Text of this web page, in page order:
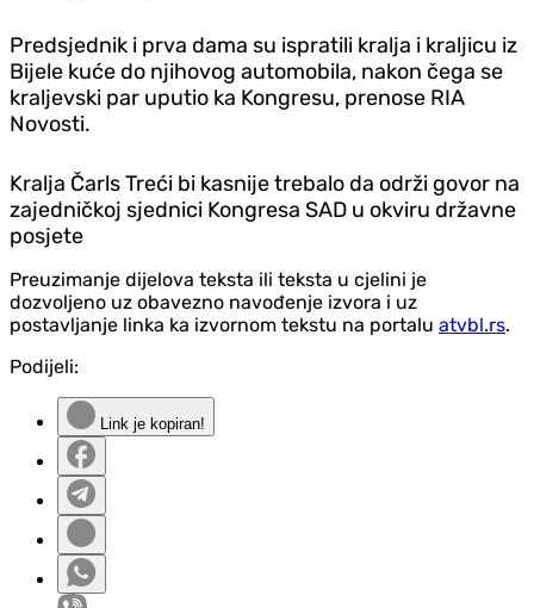
Predsjednik i prva dama su ispratili kralja i kraljicu iz
Bijele kuće do njihovog automobila, nakon čega se
kraljevski par uputio ka Kongresu, prenose RIA
Novosti.
Kralja Čarls Treći bi kasnije trebalo da održi govor na
zajedničkoj sjednici Kongresa SAD u okviru državne
posjete
Preuzimanje dijelova teksta ili teksta u cjelini je
dozvoljeno uz obavezno navođenje izvora i uz
postavljanje linka ka izvornom tekstu na portalu atvbl.rs.
Podijeli:
Link je kopiran!